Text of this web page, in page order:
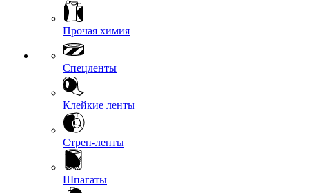
Прочая химия
Спецленты
Клейкие ленты
Стреп-ленты
Шпагаты